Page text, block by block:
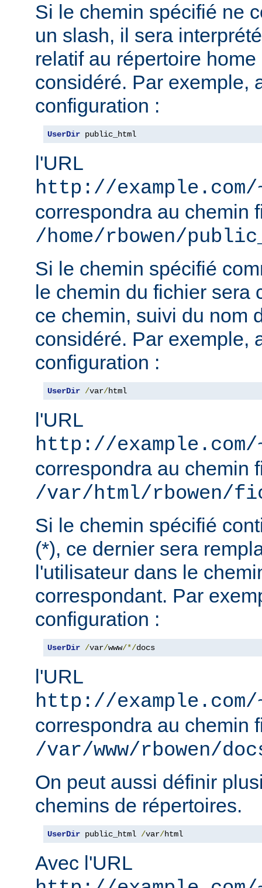
Si le chemin spécifié ne
un slash, il sera
relatif au répertoire
considéré. Par exemple,
configuration :
UserDir public_html
l'URL
http://
correspondra au chemin
/home/rbowen/
Si le chemin spécifié
le chemin du fichier sera
ce chemin, suivi du nom
considéré. Par exemple,
configuration :
UserDir /var/html
l'URL
http://
correspondra au chemin
/var/html/rbowen/
Si le chemin spécifié
(*), ce dernier sera
l'utilisateur dans le
correspondant. Par
configuration :
UserDir /var/www/*/docs
l'URL
http://
correspondra au chemin
/var/www/rbowen/
On peut aussi définir
chemins de répertoires.
UserDir public_html /var/html
Avec l'URL